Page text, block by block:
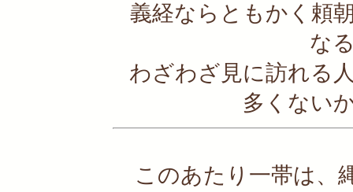
義経ならともかく頼
な
わざわざ見に訪れる
多くない
このあたり一帯は、